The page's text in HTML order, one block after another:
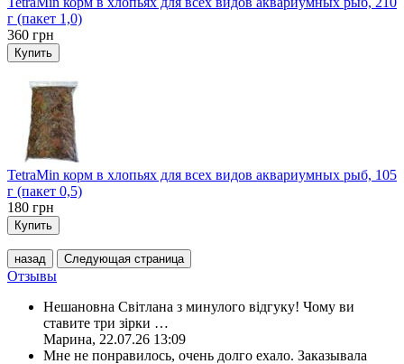
г (пакет 1,0)
360 грн
Купить
TetraMin корм в хлопьях для всех видов аквариумных рыб, 105
г (пакет 0,5)
180 грн
Купить
назад Следующая страница
Отзывы
Нешановна Світлана з минулого відгуку! Чому ви
ставите три зірки …
Марина, 22.07.26 13:09
Мне не понравилось, очень долго ехало. Заказывала